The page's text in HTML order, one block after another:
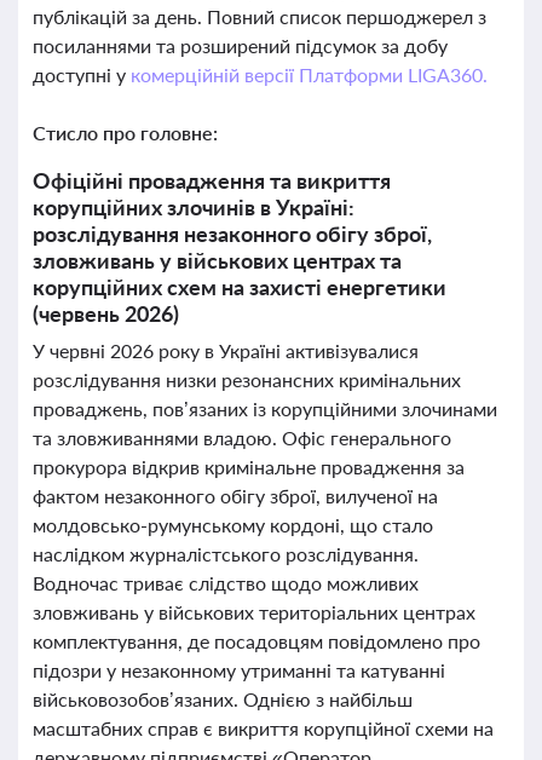
публікацій за день. Повний список першоджерел з
посиланнями та розширений підсумок за добу
доступні у комерційній версії Платформи LIGA360.
Стисло про головне:
Офіційні провадження та викриття
корупційних злочинів в Україні:
розслідування незаконного обігу зброї,
зловживань у військових центрах та
корупційних схем на захисті енергетики
(червень 2026)
У червні 2026 року в Україні активізувалися
розслідування низки резонансних кримінальних
проваджень, пов’язаних із корупційними злочинами
та зловживаннями владою. Офіс генерального
прокурора відкрив кримінальне провадження за
фактом незаконного обігу зброї, вилученої на
молдовсько-румунському кордоні, що стало
наслідком журналістського розслідування.
Водночас триває слідство щодо можливих
зловживань у військових територіальних центрах
комплектування, де посадовцям повідомлено про
підозри у незаконному утриманні та катуванні
військовозобов’язаних. Однією з найбільш
масштабних справ є викриття корупційної схеми на